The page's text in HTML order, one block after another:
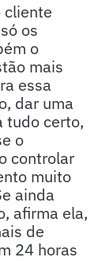
cliente
os
o
mais
essa
dar uma
tudo certo,
o
controlar
muito
ainda
afirma ela,
de
24 horas